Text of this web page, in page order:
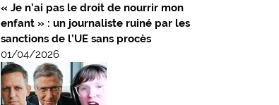
« Je n’ai pas le droit de nourrir mon
enfant » : un journaliste ruiné par les
sanctions de l’UE sans procès
01/04/2026